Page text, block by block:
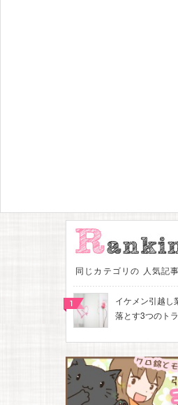
同じカテゴリの 人気記
イケメン引越し
落とす3つのト